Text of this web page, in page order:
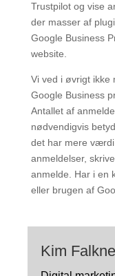
Trustpilot og vise
der masser af
Google Business
website.
Vi ved i øvrigt ikke
Google Business
Antallet af
nødvendigvis
det har mere
anmeldelser,
anmelde. Har i en
eller brugen af
Kim